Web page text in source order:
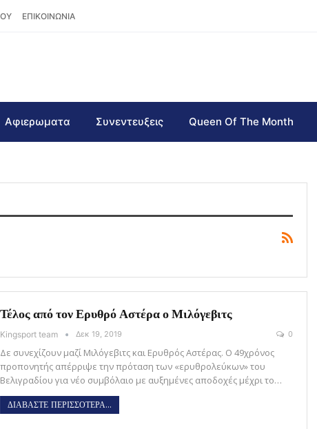
ΕΠΙΚΟΙΝΩΝΙΑ
Αφιερωματα Συνεντευξεις Queen Of The Month
Τέλος από τον Ερυθρό Αστέρα ο Μιλόγεβιτς
Kingsport team Δεκ 19, 2019 0
Δε συνεχίζουν μαζί Μιλόγεβιτς και Ερυθρός Αστέρας. Ο 49χρόνος
προπονητής απέρριψε την πρόταση των «ερυθρολεύκων» του
Βελιγραδίου για νέο συμβόλαιο με αυξημένες αποδοχές μέχρι το…
ΔΙΑΒΑΣΤΕ ΠΕΡΙΣΣΟΤΕΡΑ...